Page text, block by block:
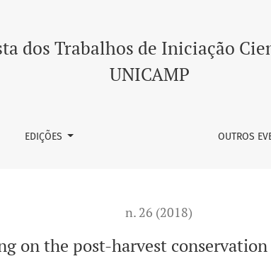
and quality of spring onion
dos Trabalhos de Iniciação
UNICAMP
EDIÇÕES OUTROS
n. 26 (2018)
on the post-harvest